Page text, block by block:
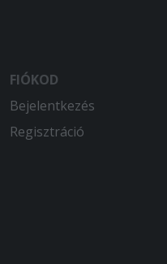
Isteni finom volt
FIÓKOD
Bejelentkezés
Regisztráció